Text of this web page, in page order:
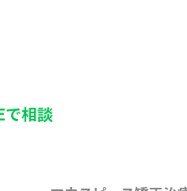
相談